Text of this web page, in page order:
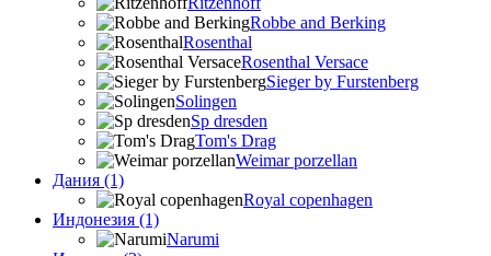
Robbe and Berking
Rosenthal
Rosenthal Versace
Sieger by Furstenberg
Solingen
Sp dresden
Tom's Drag
Weimar porzellan
Дания (1)
Royal copenhagen
Индонезия (1)
Narumi